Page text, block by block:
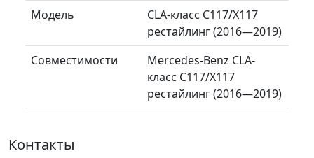
Модель
CLA-класс C117/X117
рестайлинг (2016—2019)
Совместимости
Mercedes-Benz CLA-
класс C117/X117
рестайлинг (2016—2019)
Контакты